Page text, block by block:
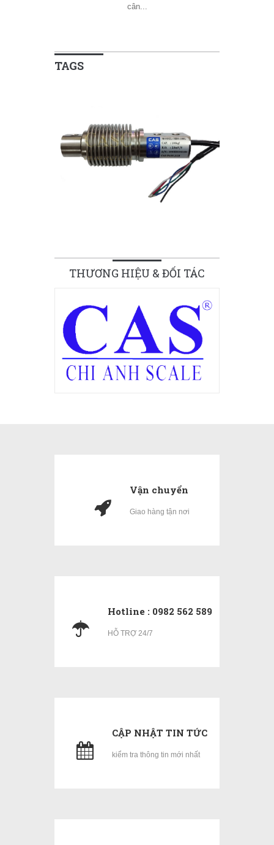
cân...
TAGS
THƯƠNG HIỆU & ĐỐI TÁC
Vận chuyển
Giao hàng tận nơi
Hotline : 0982 562 589
HỖ TRỢ 24/7
CẬP NHẬT TIN TỨC
kiểm tra thông tin mới nhất